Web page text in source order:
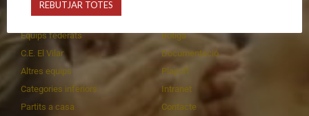
Primer Equip Femení
Equips federats
C.E. El Vilar
Altres equips
Categories inferiors
Partits a casa
Botiga
Documentació
Playoff
Intranet
Contacte
REBUTJAR TOTES